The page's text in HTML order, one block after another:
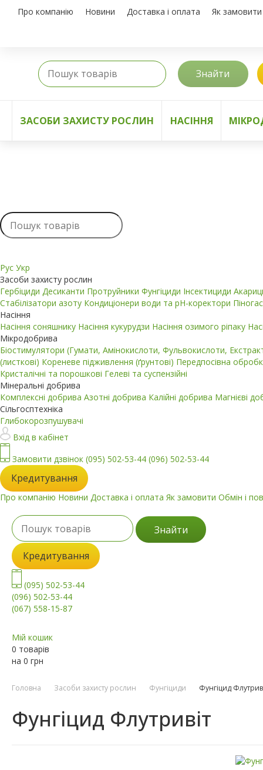
Про компанію Новини Доставка і оплата Як замовити
Знайти
ЗАСОБИ ЗАХИСТУ РОСЛИН НАСІННЯ
Рус Укр
Засоби захисту рослин
Гербіциди Десиканти Протруйники Фунгіциди Інсектициди
Стабілізатори азоту Кондиціонери води та pH-коректори
Насіння
Насіння соняшнику Насіння кукурудзи Насіння озимого ріпаку
Мікродобрива
Біостимулятори (Гумати, Амінокислоти, Фульвокислоти,
(листкові) Кореневе підживлення (ґрунтові) Передпосівна
Кристалічні та порошкові Гелеві та суспензійні
Мінеральні добрива
Комплексні добрива Азотні добрива Калійні добрива Магнієві
Сільгосптехніка
Глибокорозпушувачі
Вхід в кабінет
Замовити дзвінок (095) 502-53-44 (096) 502-53-44
Кредитування
Про компанію Новини Доставка і оплата Як замовити Обмін і
Знайти
Кредитування
(095) 502-53-44
(096) 502-53-44
(067) 558-15-87
Мій кошик
0 товарів
на 0 грн
Головна Засоби захисту рослин Фунгіциди Фунгіцид
Фунгіцид Флутривіт